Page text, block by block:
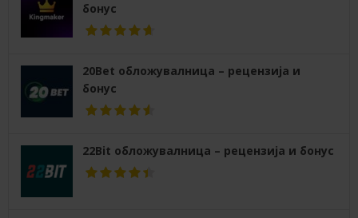
бонус
20Bet обложувалница – рецензија и
бонус
22Bit обложувалница – рецензија и бонус